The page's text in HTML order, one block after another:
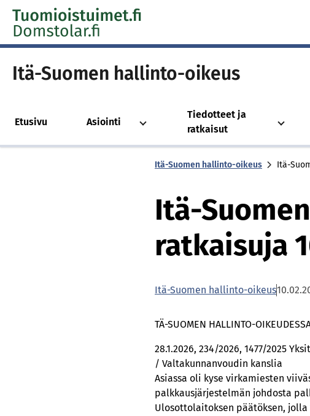
Skip to content -saavutettavuusohje
Itä-Suomen hallinto-oikeus
Etusivu Asiointi
Tiedotteet ja
ratkaisut
Itä-Suomen hallinto-oikeus Itä-
Itä-
ratkaisuja
Itä-Suomen hallinto-oikeus
TÄ-SUOMEN HALLINTO-
28.1.2026, 234/2026, 1477/2025
/ Valtakunnanvoudin kanslia
Asiassa oli kyse virkamiesten
palkkausjärjestelmän johdosta
Ulosottolaitoksen päätöksen,